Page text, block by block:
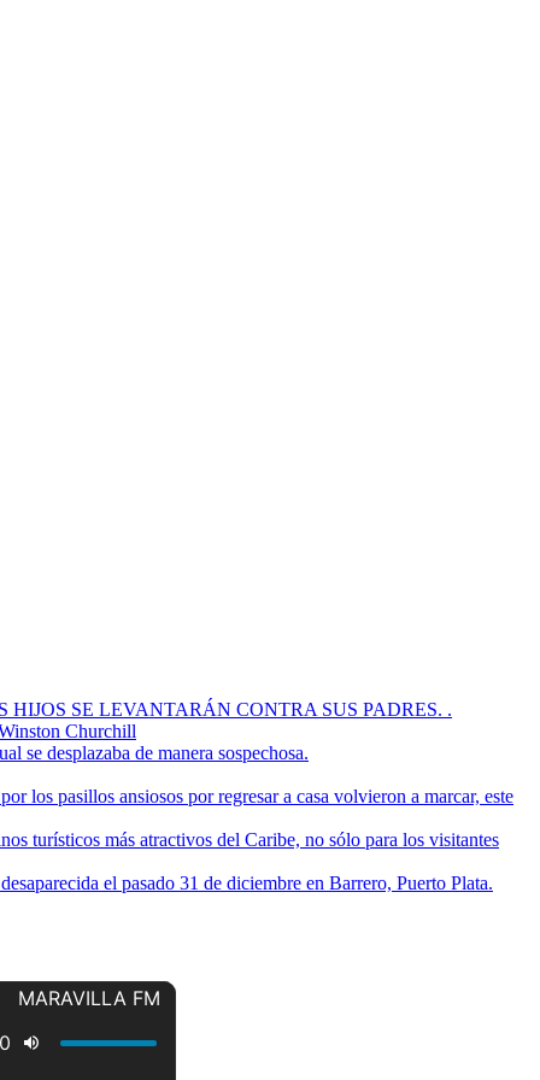
HIJOS SE LEVANTARÁN CONTRA SUS PADRES. .
Churchill
se desplazaba de manera sospechosa.
los pasillos ansiosos por regresar a casa volvieron a marcar, este
turísticos más atractivos del Caribe, no sólo para los visitantes
el pasado 31 de diciembre en Barrero, Puerto Plata.